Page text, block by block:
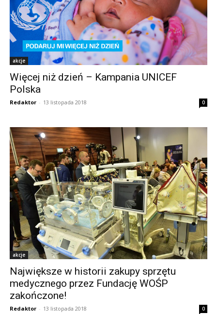
akcje
Więcej niż dzień – Kampania UNICEF
Polska
Redaktor - 13 listopada 2018 0
akcje
Największe w historii zakupy sprzętu
medycznego przez Fundację WOŚP
zakończone!
Redaktor - 13 listopada 2018 0